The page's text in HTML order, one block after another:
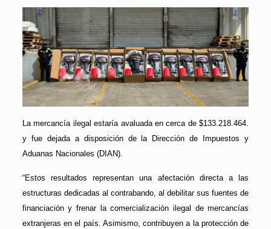
La mercancía ilegal estaría avaluada en cerca de $133.218.464.
y fue dejada a disposición de la Dirección de Impuestos y
Aduanas Nacionales (DIAN).
“Estos resultados representan una afectación directa a las
estructuras dedicadas al contrabando, al debilitar sus fuentes de
financiación y frenar la comercialización ilegal de mercancías
extranjeras en el país. Asimismo, contribuyen a la protección de